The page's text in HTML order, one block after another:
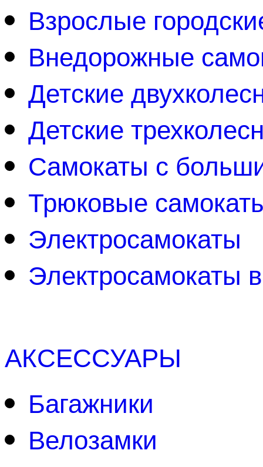
Взрослые
Внедорожные
Детские
Детские
Самокаты с
Трюковые
Электросамокаты
Электросамокаты
АКСЕССУАРЫ
Багажники
Велозамки